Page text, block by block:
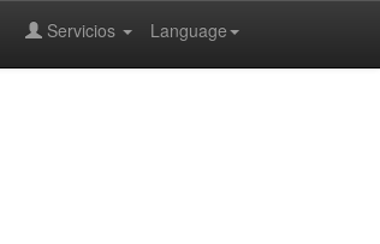
Language
Servicios